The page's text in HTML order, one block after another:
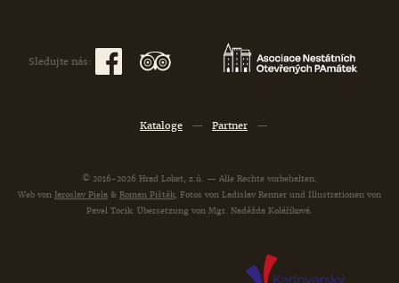
Sledujte nás:
Kataloge — Partner —
© 2016-2026 Hrad Loket, z.ú. — Alle Rechte vorbehalten.
Web von Jaroslav Piela & Roman Pištěk, Fotos von Ladislav Renner und Illustrationen von
Pavel Tocik. Übersetzung von Mgr. Naděžda Koláříková.